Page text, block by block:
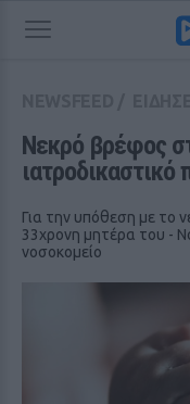
Νεκρό βρέφος
ιατροδικαστικό
Για την υπόθεση με το
33χρονη μητέρα του -
νοσοκομείο